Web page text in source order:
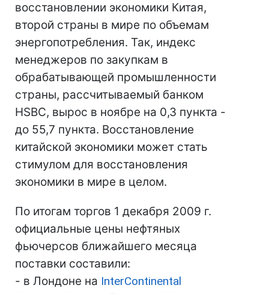
восстановлении экономики Китая,
второй страны в мире по объемам
энергопотребления. Так, индекс
менеджеров по закупкам в
обрабатывающей промышленности
страны, рассчитываемый банком
HSBC, вырос в ноябре на 0,3 пункта -
до 55,7 пункта. Восстановление
китайской экономики может стать
стимулом для восстановления
экономики в мире в целом.
По итогам торгов 1 декабря 2009 г.
официальные цены нефтяных
фьючерсов ближайшего месяца
поставки составили:
- в Лондоне на InterContinental